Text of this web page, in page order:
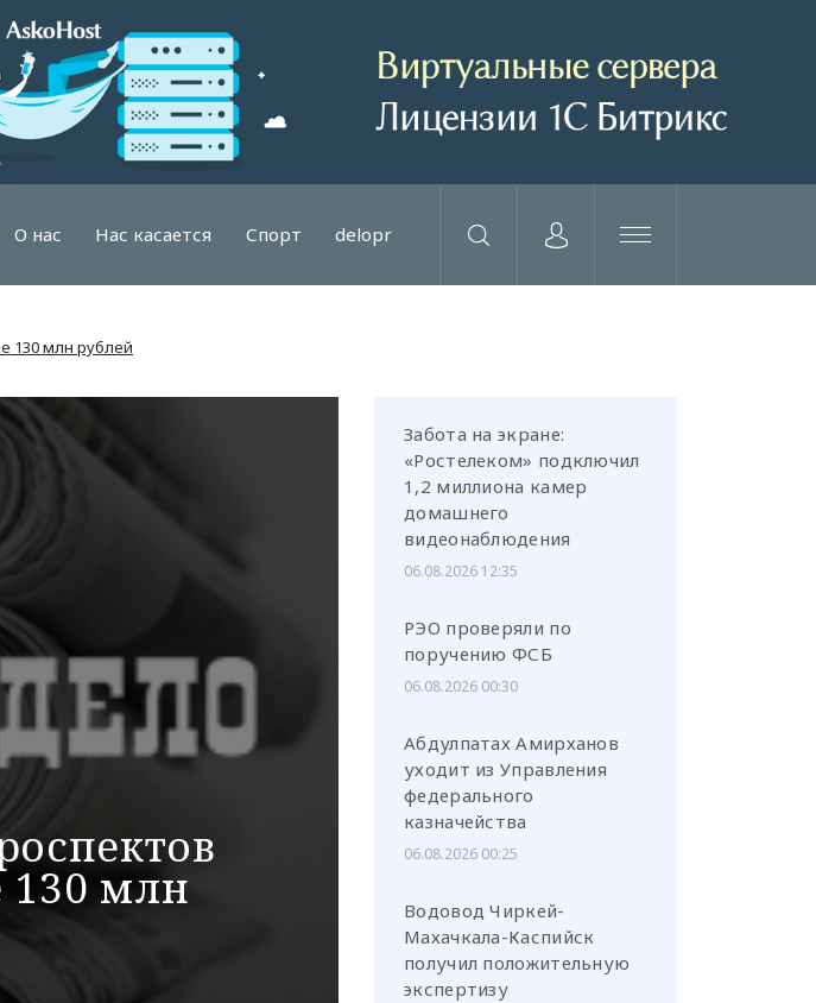
О нас Нас касается Спорт delopr
или через соц. сети
130 млн рублей
130 млн
Забота на экране:
«Ростелеком» подключил
1,2 миллиона камер
домашнего
видеонаблюдения
06.08.2026 12:35
РЭО проверяли по
поручению ФСБ
06.08.2026 00:30
Абдулпатах Амирханов
уходит из Управления
федерального
казначейства
06.08.2026 00:25
Водовод Чиркей-
Махачкала-Каспийск
получил положительную
экспертизу